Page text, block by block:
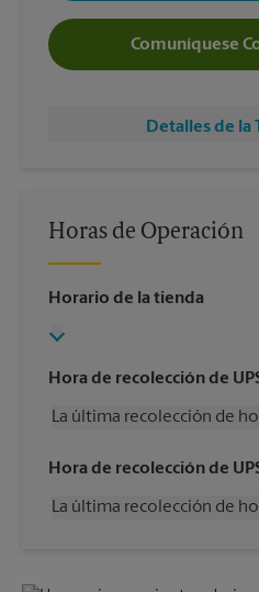
Comuníquese
Detalles de la
Horas de Operación
Horario de la tienda
Hora de recolección de
La última recolección de
Miércoles
5:00 PM
Viernes
5:00 PM
Hora de recolección de
La última recolección de